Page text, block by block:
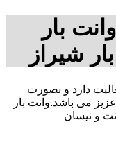
بار
شیراز
دارد و بصورت
می باشد.وانت بار
و نیسان